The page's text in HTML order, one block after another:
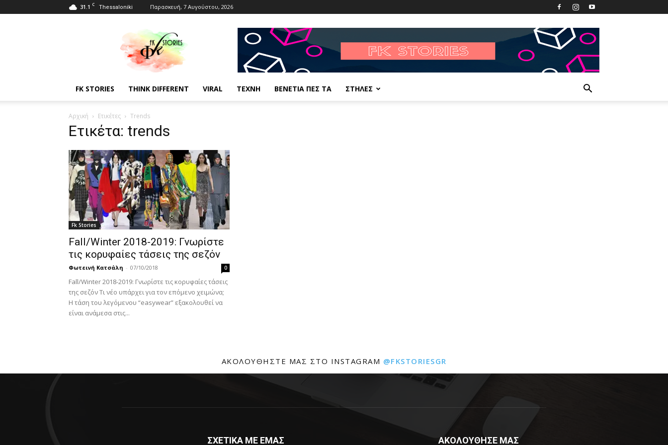
31.1 C Thessaloniki Παρασκευή, 7 Αυγούστου, 2026
Fkstories
FK STORIES THINK DIFFERENT VIRAL ΤΕΧΝΗ ΒΕΝΕΤΙΑ ΠΕΣ ΤΑ ΣΤΗΛΕΣ
Αρχική Ετικέτες Trends
Ετικέτα: trends
Fk Stories
Fall/Winter 2018-2019: Γνωρίστε
τις κορυφαίες τάσεις της σεζόν
Φωτεινή Κατσάλη - 07/10/2018 0
Fall/Winter 2018-2019: Γνωρίστε τις κορυφαίες τάσεις
της σεζόν Τι νέο υπάρχει για τον επόμενο χειμώνα;
Η τάση του λεγόμενου “easywear” εξακολουθεί να
είναι ανάμεσα στις...
ΑΚΟΛΟΥΘΉΣΤΕ ΜΑΣ ΣΤΟ INSTAGRAM @FKSTORIESGR
ΣΧΕΤΙΚΑ ΜΕ ΕΜΑΣ ΑΚΟΛΟΥΘΗΣΕ ΜΑΣ